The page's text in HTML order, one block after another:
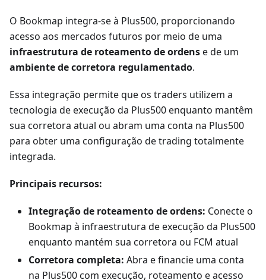
O Bookmap integra-se à Plus500, proporcionando
acesso aos mercados futuros por meio de uma
infraestrutura de roteamento de ordense de um
ambiente de corretora regulamentado.
Essa integração permite que os traders utilizem a
tecnologia de execução da Plus500 enquanto mantêm
sua corretora atual ou abram uma conta na Plus500
para obter uma configuração de trading totalmente
integrada.
Principais recursos:
Integração de roteamento de ordens: Conecte o
Bookmap à infraestrutura de execução da Plus500
enquanto mantém sua corretora ou FCM atual
Corretora completa: Abra e financie uma conta
na Plus500 com execução, roteamento e acesso